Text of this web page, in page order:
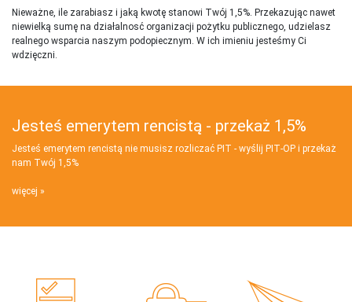
Nieważne, ile zarabiasz i jaką kwotę stanowi Twój 1,5%. Przekazując nawet
niewielką sumę na działalnosć organizacji pożytku publicznego, udzielasz
realnego wsparcia naszym podopiecznym. W ich imieniu jesteśmy Ci
wdzięczni.
Jesteś emerytem rencistą - przekaż 1,5%
Jesteś emerytem rencistą nie musisz rozliczać PIT - wyślij PIT‑OP i przekaż
nam Twój 1,5%
więcej